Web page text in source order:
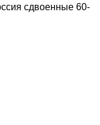
сдвоенные 60-